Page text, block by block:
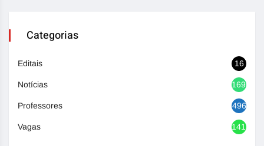
Categorias
Editais 16
Notícias 1692
Professores 496
Vagas 1417